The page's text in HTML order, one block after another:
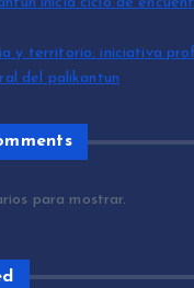
y territorio: iniciativa
del palikantun
para mostrar.